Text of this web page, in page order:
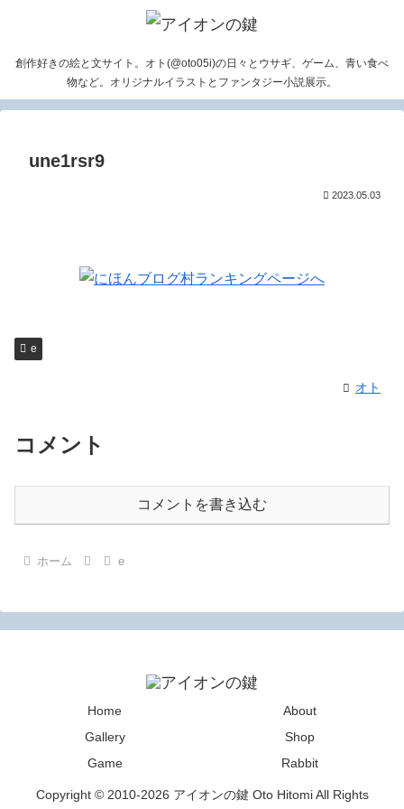
創作好きの絵と文サイト。オト(@oto05i)の日々とウサギ、ゲーム、青い食べ
物など。オリジナルイラストとファンタジー小説展示。
une1rsr9
2023.05.03
e
オト
コメント
コメントを書き込む
ホーム e
Home
About
Gallery
Shop
Game
Rabbit
Copyright © 2010-2026 アイオンの鍵 Oto Hitomi All Rights